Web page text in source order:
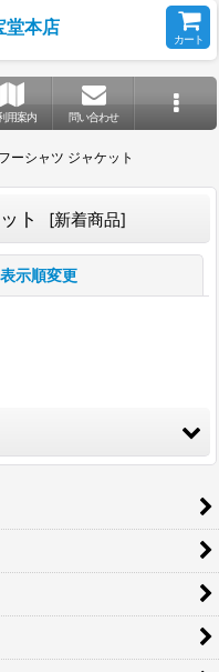
堂本店
カート
用案内 問い合わせ
ーシャツ ジャケット
ト [新着商品]
表示順変更